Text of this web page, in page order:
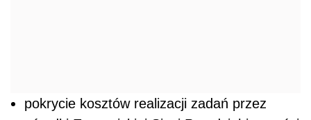
pokrycie kosztów realizacji zadań przez